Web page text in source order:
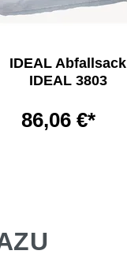
IDEAL Abfallsack
IDEAL 3803
86,06 €*